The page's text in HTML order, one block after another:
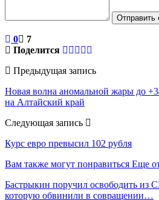
Отправить
0
7
Поделится
Предыдущая запись
Новая волна аномальной жары до
на Алтайский край
Следующая запись
Курс евро превысил 102 рубля
Вам также могут понравиться Еще
Бастрыкин поручил освободить из
которую обвинили в совращении…